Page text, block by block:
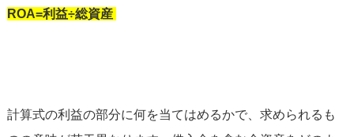
ROA=利益÷総資産
計算式の利益の部分に何を当てはめるかで、求められるも